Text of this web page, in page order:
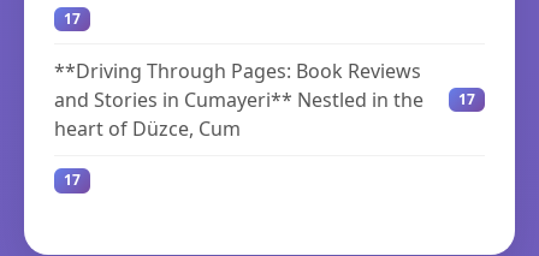
17
**Driving Through Pages: Book Reviews
and Stories in Cumayeri** Nestled in the
heart of Düzce, Cum
17
17